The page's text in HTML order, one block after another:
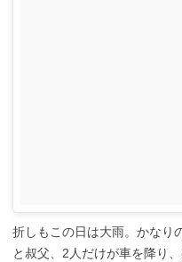
折しもこの日は大雨。かなり
と叔父、2人だけが車を降り